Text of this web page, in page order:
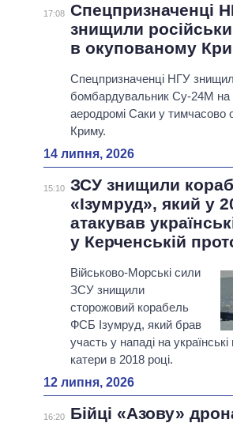
17:08 Спецпризначенці
знищили
в окупованому
Спецпризначенці НГУ
бомбардувальник Су-24М на
аеродромі Саки у тимчасово
Криму.
14 липня, 2026
15:10 ЗСУ знищили
«Ізумруд», який у
атакував
у Керченській
Військово-Морські сили
ЗСУ знищили
сторожовий корабель
ФСБ Ізумруд, який брав
участь у нападі на українські
катери в 2018 році.
12 липня, 2026
16:20
Бійці «Азову»